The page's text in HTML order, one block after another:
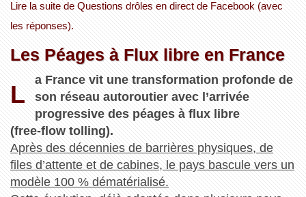
Lire la suite de Questions drôles en direct de Facebook (avec
les réponses).
Les Péages à Flux libre en France
L
a France vit une transformation profonde de
son réseau autoroutier avec l’arrivée
progressive des péages à flux libre
(free‑flow tolling).
Après des décennies de barrières physiques, de
files d’attente et de cabines, le pays bascule vers un
modèle 100 % dématérialisé.